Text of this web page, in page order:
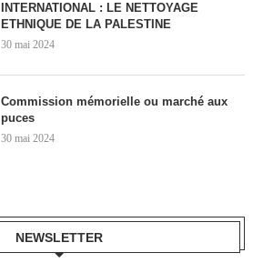
INTERNATIONAL : LE NETTOYAGE
ETHNIQUE DE LA PALESTINE
30 mai 2024
Commission mémorielle ou marché aux
puces
30 mai 2024
NEWSLETTER